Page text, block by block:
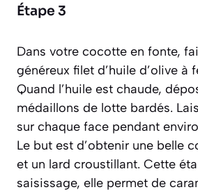
Étape 3
Dans votre cocotte en fonte,
généreux filet d’huile d’olive à
Quand l’huile est chaude,
médaillons de lotte bardés.
sur chaque face pendant
Le but est d’obtenir une belle
et un lard croustillant. Cette
saisissage, elle permet de